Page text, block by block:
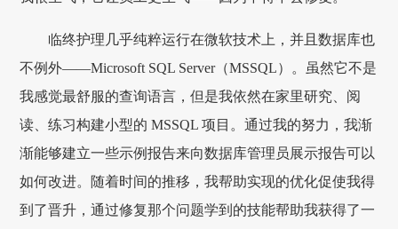
临终护理几乎纯粹运行在微软技术上，并且数据库也
不例外——Microsoft SQL Server（MSSQL）。虽然它不是
我感觉最舒服的查询语言，但是我依然在家里研究、阅
读、练习构建小型的 MSSQL 项目。通过我的努力，我渐
渐能够建立一些示例报告来向数据库管理员展示报告可以
如何改进。随着时间的推移，我帮助实现的优化促使我得
到了晋升，通过修复那个问题学到的技能帮助我获得了一